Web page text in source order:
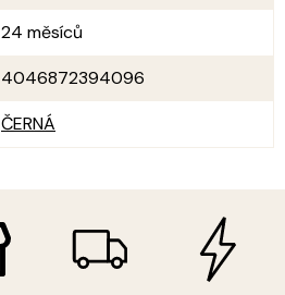
24 měsíců
4046872394096
ČERNÁ